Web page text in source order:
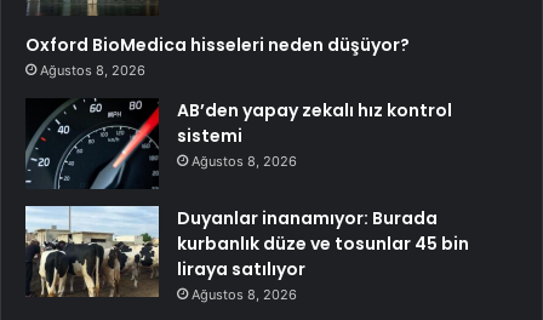
Oxford BioMedica hisseleri neden düşüyor?
Ağustos 8, 2026
AB’den yapay zekalı hız kontrol
sistemi
Ağustos 8, 2026
Duyanlar inanamıyor: Burada
kurbanlık düze ve tosunlar 45 bin
liraya satılıyor
Ağustos 8, 2026